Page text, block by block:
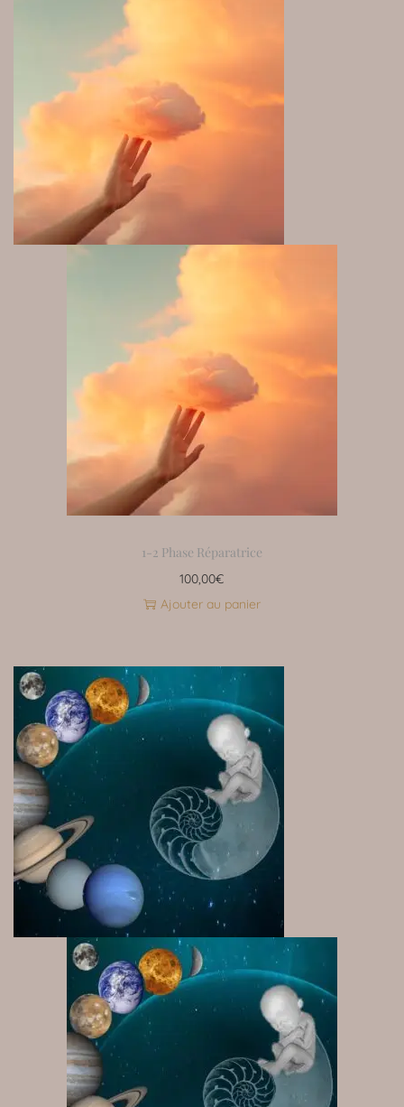
1-2 Phase Réparatrice
100,00€
Ajouter au panier